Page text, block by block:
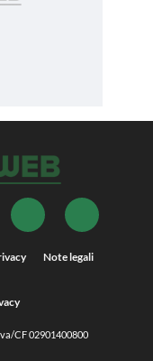
Note legali
CF 02901400800